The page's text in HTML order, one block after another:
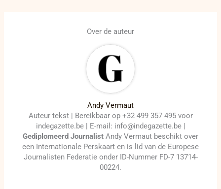
Over de auteur
Andy Vermaut
Auteur tekst | Bereikbaar op +32 499 357 495 voor
indegazette.be | E-mail: info@indegazette.be |
Gediplomeerd Journalist Andy Vermaut beschikt over
een Internationale Perskaart en is lid van de Europese
Journalisten Federatie onder ID-Nummer FD-7 13714-
00224.